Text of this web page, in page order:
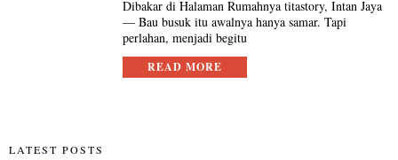
Dibakar di Halaman Rumahnya titastory, Intan Jaya
— Bau busuk itu awalnya hanya samar. Tapi
perlahan, menjadi begitu
READ MORE
LATEST POSTS